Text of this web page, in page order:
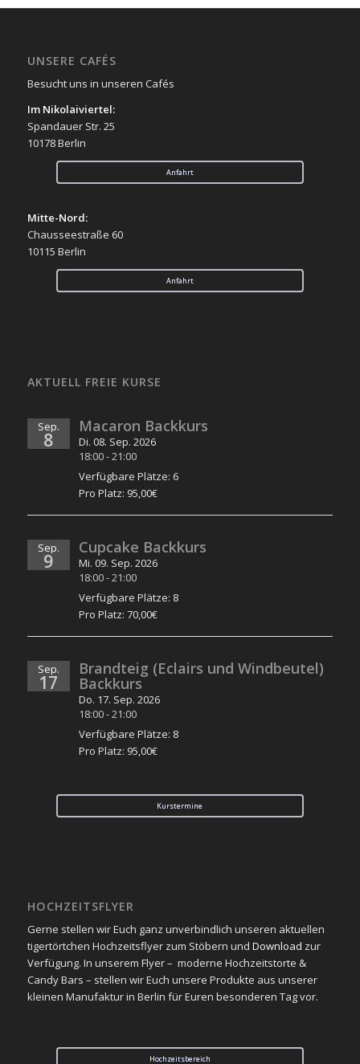
UNSERE CAFÉS
Besucht uns in unseren Cafés
Im Nikolaiviertel:
Spandauer Str. 25
10178 Berlin
Anfahrt
Mitte-Nord:
Chausseestraße 60
10115 Berlin
Anfahrt
AKTUELL FREIE KURSE
Sep.
8
Macaron Backkurs
Di. 08. Sep. 2026
18:00-21:00
Verfügbare Plätze: 6
Pro Platz: 95,00€
Sep.
9
Cupcake Backkurs
Mi. 09. Sep. 2026
18:00-21:00
Verfügbare Plätze: 8
Pro Platz: 70,00€
Sep.
17
Brandteig (Eclairs und Windbeutel)
Backkurs
Do. 17. Sep. 2026
18:00-21:00
Verfügbare Plätze: 8
Pro Platz: 95,00€
Kurstermine
HOCHZEITSFLYER
Gerne stellen wir Euch ganz unverbindlich unseren aktuellen
tigertörtchen Hochzeitsflyer zum Stöbern und Download zur
Verfügung. In unserem Flyer – moderne Hochzeitstorte &
Candy Bars – stellen wir Euch unsere Produkte aus unserer
kleinen Manufaktur in Berlin für Euren besonderen Tag vor.
Hochzeitsbereich